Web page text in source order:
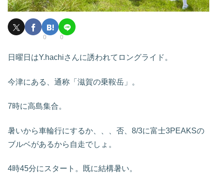
0 0
日曜日はY.hachiさんに誘われてロングライド。
今津にある、通称「滋賀の乗鞍岳」。
7時に高島集合。
暑いから車輪行にするか、、、否、8/3に富士3PEAKSの
ブルベがあるから自走でしょ。
4時45分にスタート。既に結構暑い。